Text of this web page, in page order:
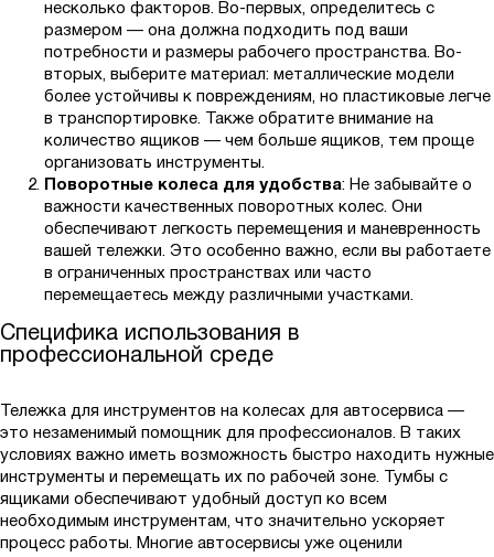
несколько факторов. Во-первых, определитесь с
размером — она должна подходить под ваши
потребности и размеры рабочего пространства. Во-
вторых, выберите материал: металлические модели
более устойчивы к повреждениям, но пластиковые легче
в транспортировке. Также обратите внимание на
количество ящиков — чем больше ящиков, тем проще
организовать инструменты.
Поворотные колеса для удобства: Не забывайте о
важности качественных поворотных колес. Они
обеспечивают легкость перемещения и маневренность
вашей тележки. Это особенно важно, если вы работаете
в ограниченных пространствах или часто
перемещаетесь между различными участками.
Специфика использования в
профессиональной среде
Тележка для инструментов на колесах для автосервиса —
это незаменимый помощник для профессионалов. В таких
условиях важно иметь возможность быстро находить нужные
инструменты и перемещать их по рабочей зоне. Тумбы с
ящиками обеспечивают удобный доступ ко всем
необходимым инструментам, что значительно ускоряет
процесс работы. Многие автосервисы уже оценили